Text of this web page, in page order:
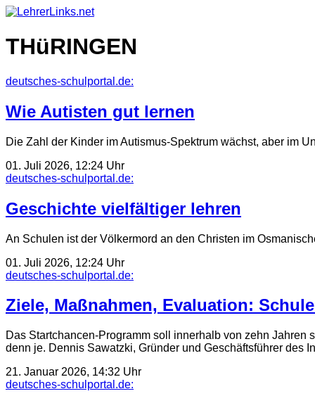
Skip
content
THüRINGEN
deutsches-schulportal.de:
Wie Autisten gut lernen
Die Zahl der Kinder im Autismus-Spektrum wächst, aber im
01. Juli 2026, 12:24 Uhr
deutsches-schulportal.de:
Geschichte vielfältiger lehren
An Schulen ist der Völkermord an den Christen im
01. Juli 2026, 12:24 Uhr
deutsches-schulportal.de:
Ziele, Maßnahmen, Evaluation:
Das Startchancen-Programm soll innerhalb von zehn
denn je. Dennis Sawatzki, Gründer und Geschäftsführer
21. Januar 2026, 14:32 Uhr
deutsches-schulportal.de: